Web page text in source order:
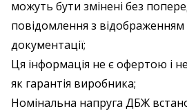
можуть бути змінені без
повідомлення з відображенням
документації;
Ця інформація не є офертою і
як гарантія виробника;
Номінальна напруга ДБЖ